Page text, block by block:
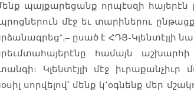
պայքարեցանք որպէսզի հայերէն
մէջ եւ տարիներու
ըսած է ՀԴՅ-Կլենտէյլի
համայն
Կլենտէյլի մէջ
սորվելով՝ մենք կ՚օգնենք մեր